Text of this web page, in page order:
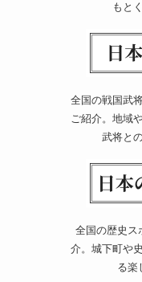
もと
全国の戦国武
ご紹介。地域
武将と
全国の歴史ス
介。城下町や
る楽